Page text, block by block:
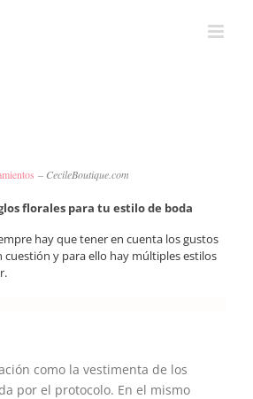
– CecileBoutique.com
florales para tu estilo de boda
hay que tener en cuenta los gustos
cuestión y para ello hay múltiples estilos
como la vestimenta de los
por el protocolo. En el mismo